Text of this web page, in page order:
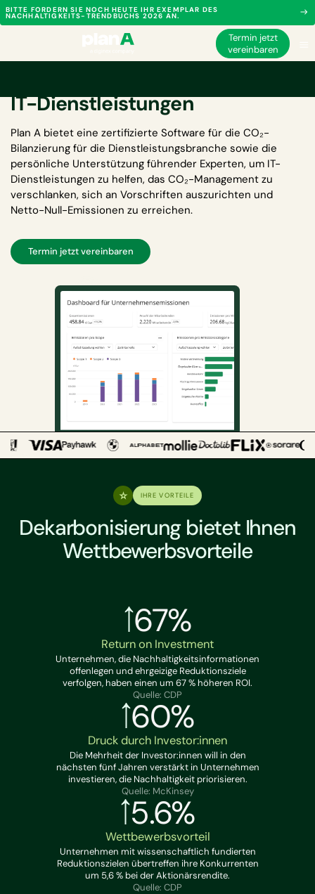
BITTE FORDERN SIE NOCH HEUTE IHR EXEMPLAR DES
NACHHALTIGKEITS-TRENDBUCHS 2026 AN.
Termin jetzt
vereinbaren
IT-Dienstleistungen
Plan A bietet eine zertifizierte Software für die CO₂-
Bilanzierung für die Dienstleistungsbranche sowie die
persönliche Unterstützung führender Experten, um IT-
Dienstleistungen zu helfen, das CO₂-Management zu
verschlanken, sich an Vorschriften auszurichten und
Netto-Null-Emissionen zu erreichen.
Termin jetzt vereinbaren
IHRE VORTEILE
Dekarbonisierung bietet Ihnen
Wettbewerbsvorteile
67%
Return on Investment
Unternehmen, die Nachhaltigkeitsinformationen
offenlegen und ehrgeizige Reduktionsziele
verfolgen, haben einen um 67 % höheren ROI.
Quelle: CDP
60%
Druck durch Investor:innen
Die Mehrheit der Investor:innen will in den
nächsten fünf Jahren verstärkt in Unternehmen
investieren, die Nachhaltigkeit priorisieren.
Quelle: McKinsey
5.6%
Wettbewerbsvorteil
Unternehmen mit wissenschaftlich fundierten
Reduktionszielen übertreffen ihre Konkurrenten
um 5,6 % bei der Aktionärsrendite.
Quelle: CDP